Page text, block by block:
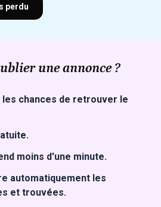
perdu
une annonce ?
les chances de retrouver le
moins d'une minute.
automatiquement les
et trouvées.